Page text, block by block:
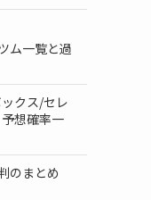
ム一覧と過
クス/セレ
想確率一
のまとめ